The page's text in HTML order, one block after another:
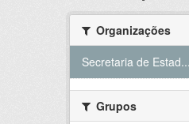
Organizações
Secretaria de Estad...
Grupos